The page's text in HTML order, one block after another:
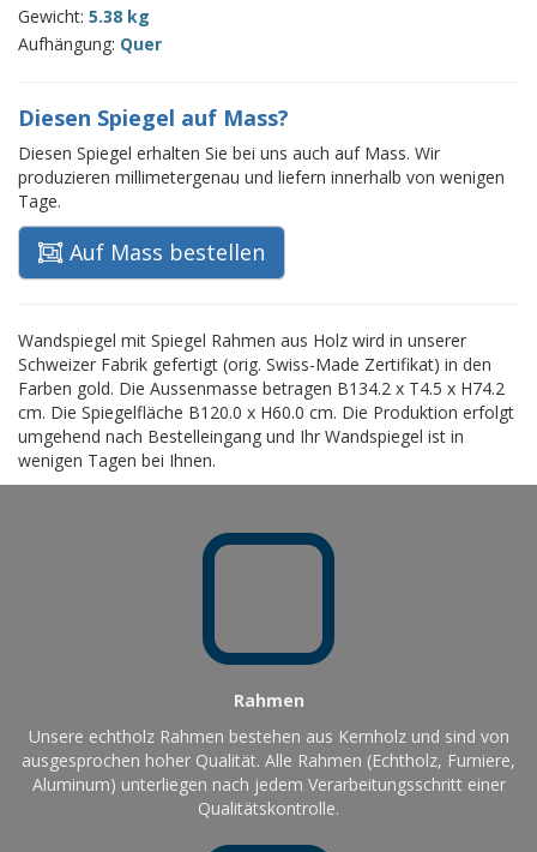
Gewicht: 5.38 kg
Aufhängung: Quer
Diesen Spiegel auf Mass?
Diesen Spiegel erhalten Sie bei uns auch auf Mass. Wir
produzieren millimetergenau und liefern innerhalb von wenigen
Tage.
Auf Mass bestellen
Wandspiegel mit Spiegel Rahmen aus Holz wird in unserer
Schweizer Fabrik gefertigt (orig. Swiss-Made Zertifikat) in den
Farben gold. Die Aussenmasse betragen B134.2 x T4.5 x H74.2
cm. Die Spiegelfläche B120.0 x H60.0 cm. Die Produktion erfolgt
umgehend nach Bestelleingang und Ihr Wandspiegel ist in
wenigen Tagen bei Ihnen.
Rahmen
Unsere echtholz Rahmen bestehen aus Kernholz und sind von
ausgesprochen hoher Qualität. Alle Rahmen (Echtholz, Furniere,
Aluminum) unterliegen nach jedem Verarbeitungsschritt einer
Qualitätskontrolle.